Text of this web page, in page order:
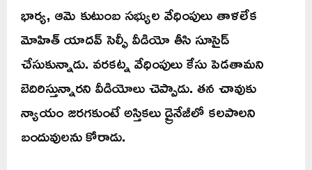
భార్య, ఆమె కుటుంబ సభ్యుల వేధింపులు తాళలేక
మోహిత్ యాదవ్ సెల్ఫీ వీడియో తీసి సూసైడ్
చేసుకున్నాడు. వరకట్న వేధింపులు కేసు పెడతామని
బెదిరిస్తున్నారని వీడియోలు చెప్పాడు. తన చావుకు
న్యాయం జరగకుంటే అస్తికలు డ్రైనేజీలో కలపాలని
బందువులను కోరాడు.